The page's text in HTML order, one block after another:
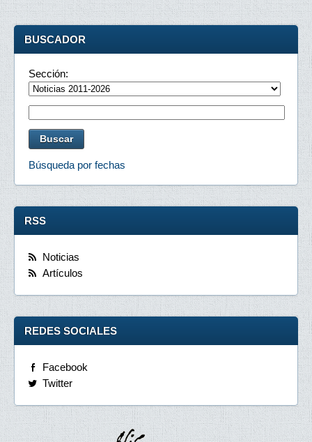
BUSCADOR
Sección:
Búsqueda por fechas
RSS
Noticias
Artículos
REDES SOCIALES
Facebook
Twitter